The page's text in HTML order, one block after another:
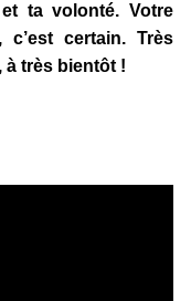
ta volonté. Votre
certain. Très
à très bientôt !